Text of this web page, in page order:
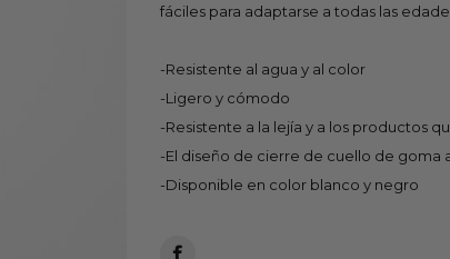
fáciles para adaptarse a todas las
-Resistente al agua y al color
-Ligero y cómodo
-Resistente a la lejía y a los productos
-El diseño de cierre de cuello de goma
-Disponible en color blanco y negro